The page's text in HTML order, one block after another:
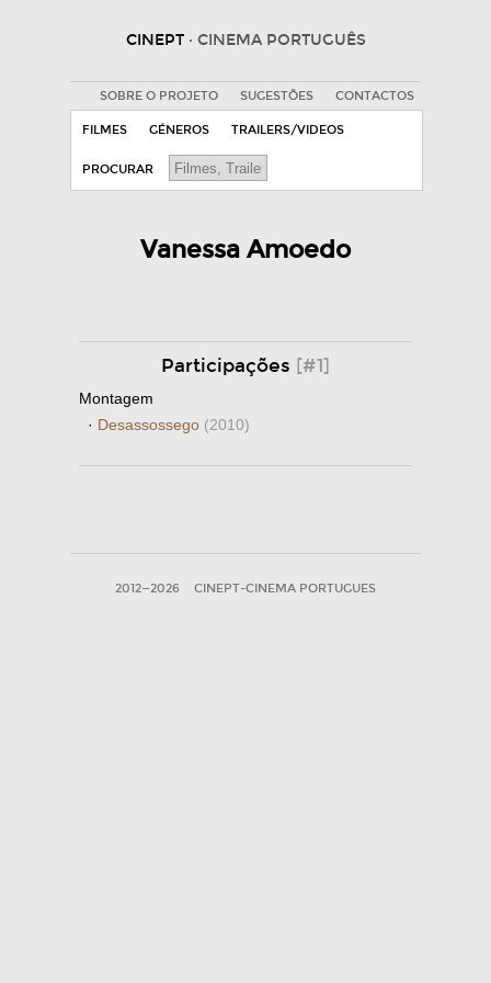
CINEPT · CINEMA PORTUGUÊS
SOBRE O PROJETO SUGESTÕES CONTACTOS
FILMES GÉNEROS TRAILERS/VIDEOS
PROCURAR
Vanessa Amoedo
Participações [#1]
Montagem
· Desassossego (2010)
2012—2026 CINEPT-CINEMA PORTUGUES